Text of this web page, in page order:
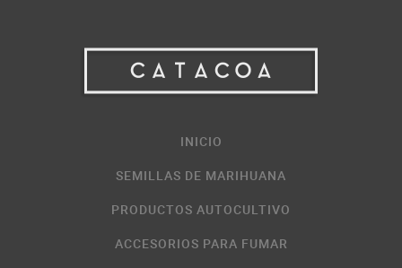
INICIO
SEMILLAS DE MARIHUANA
PRODUCTOS AUTOCULTIVO
ACCESORIOS PARA FUMAR